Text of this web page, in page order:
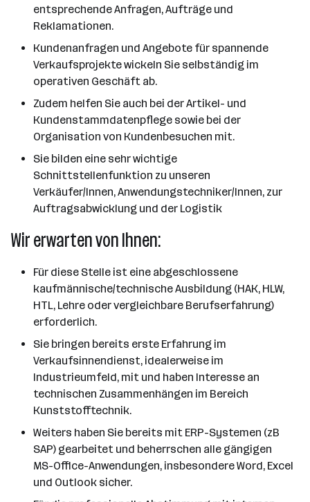
entsprechende Anfragen, Aufträge und
Reklamationen.
Kundenanfragen und Angebote für spannende
Verkaufsprojekte wickeln Sie selbständig im
operativen Geschäft ab.
Zudem helfen Sie auch bei der Artikel- und
Kundenstammdatenpflege sowie bei der
Organisation von Kundenbesuchen mit.
Sie bilden eine sehr wichtige
Schnittstellenfunktion zu unseren
Verkäufer/Innen, Anwendungstechniker/Innen, zur
Auftragsabwicklung und der Logistik
Wir erwarten von Ihnen:
Für diese Stelle ist eine abgeschlossene
kaufmännische/technische Ausbildung (HAK, HLW,
HTL, Lehre oder vergleichbare Berufserfahrung)
erforderlich.
Sie bringen bereits erste Erfahrung im
Verkaufsinnendienst, idealerweise im
Industrieumfeld, mit und haben Interesse an
technischen Zusammenhängen im Bereich
Kunststofftechnik.
Weiters haben Sie bereits mit ERP-Systemen (zB
SAP) gearbeitet und beherrschen alle gängigen
MS-Office-Anwendungen, insbesondere Word, Excel
und Outlook sicher.